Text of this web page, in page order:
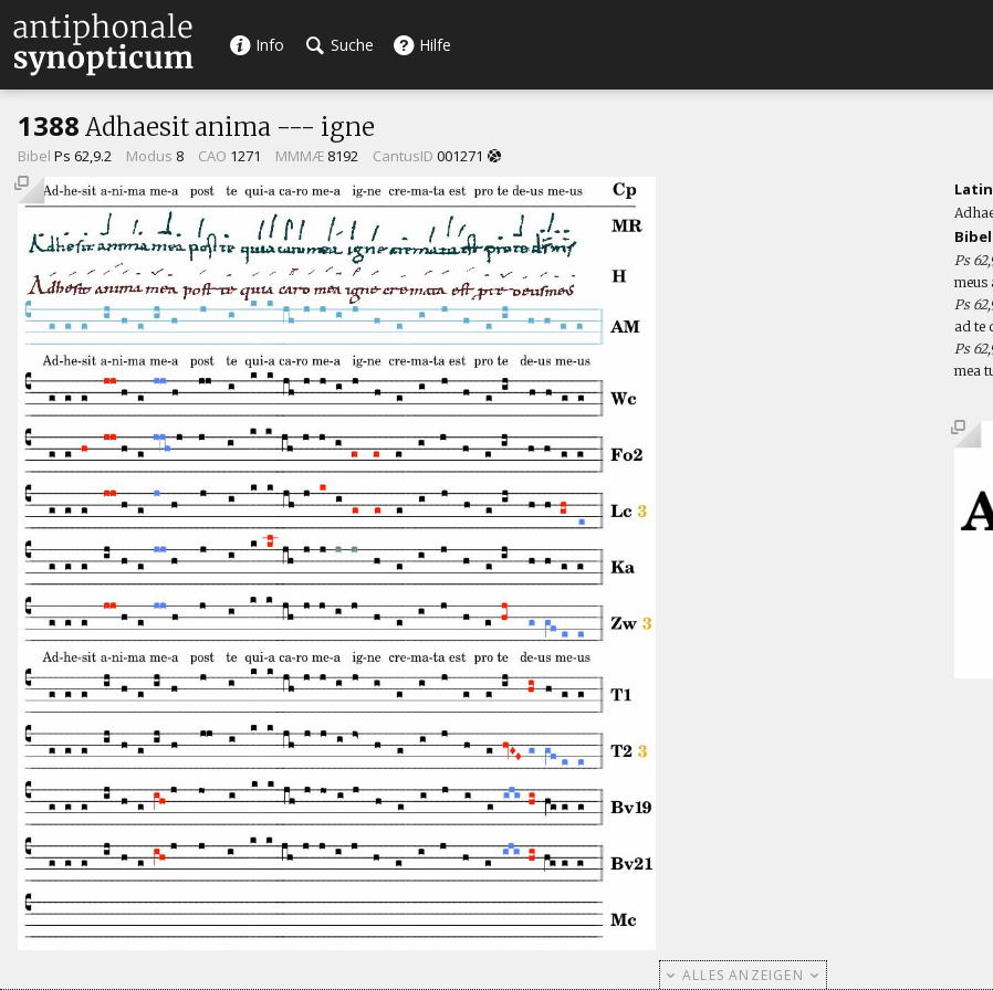
Info Suche Hilfe
1388 Adhaesit anima --- igne
Bibel Ps 62,9.2 Modus 8 CAO 1271 MMMÆ 8192 CantusID 001271
Bibel
Ps
meus
Ps
ad te
Ps
mea
ALLES ANZEIGEN